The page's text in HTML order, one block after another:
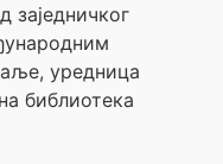
заједничког
уредница
библиотека